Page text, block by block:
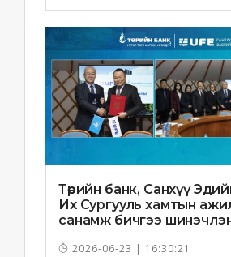
Төрийн банк, Санхүү
Их Сургууль хамтын
санамж бичгээ
2026-06-23 | 16:30:21